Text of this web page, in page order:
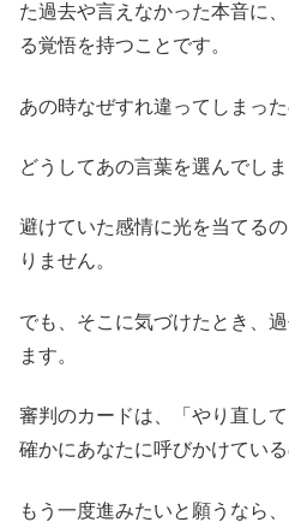
た過去や言えなかった本音に
る覚悟を持つことです。
あの時なぜすれ違ってしまった
どうしてあの言葉を選んでしま
避けていた感情に光を当てる
りません。
でも、そこに気づけたとき、
ます。
審判のカードは、「やり直し
確かにあなたに呼びかけている
もう一度進みたいと願うなら